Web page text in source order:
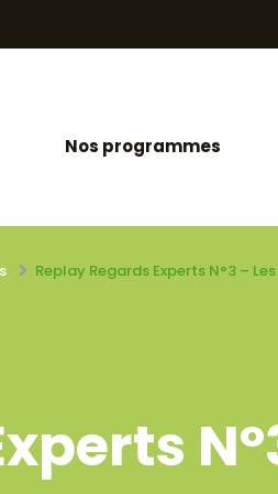
Nos programmes
Replay Regards Experts N°3 –